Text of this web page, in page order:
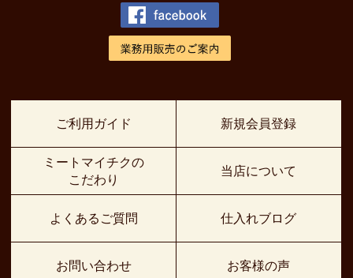
ご利用ガイド
ミートマイチクの
こだわり
よくあるご質問
お問い合わせ
新規会員登録
当店について
仕入れブログ
お客様の声